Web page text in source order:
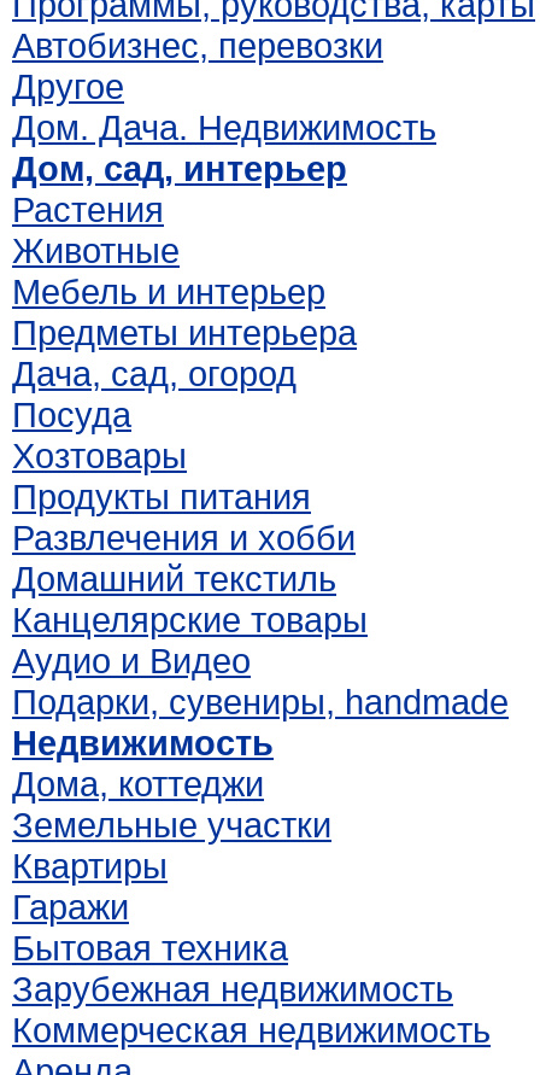
Автобизнес, перевозки
Другое
Дом. Дача. Недвижимость
Дом, сад, интерьер
Растения
Животные
Мебель и интерьер
Предметы интерьера
Дача, сад, огород
Посуда
Хозтовары
Продукты питания
Развлечения и хобби
Домашний текстиль
Канцелярские товары
Аудио и Видео
Подарки, сувениры, handmade
Недвижимость
Дома, коттеджи
Земельные участки
Квартиры
Гаражи
Бытовая техника
Зарубежная недвижимость
Коммерческая недвижимость